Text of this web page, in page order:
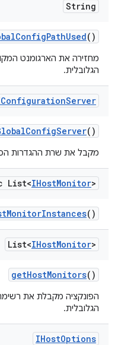
String
ConfigPathUsed()
מחזירה את הארגומנט
הגלובלית.
Server
ConfigServer()
מקבל את שרת ההגדרות
List<IHostMonitor>
MonitorInstances()
List<IHostMonitor>
getHostMonitors()
הפונקציה מקבלת את
הגלובלית.
IHostOptions